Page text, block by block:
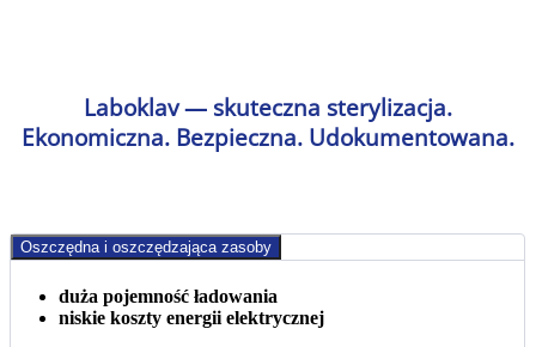
Laboklav — skuteczna sterylizacja.
Ekonomiczna. Bezpieczna. Udokumentowana.
Oszczędna i oszczędzająca zasoby
duża pojemność ładowania
niskie koszty energii elektrycznej